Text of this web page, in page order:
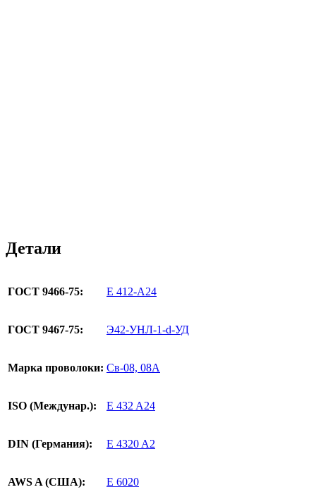
Детали
ГОСТ 9466-75: Е 412-А24
ГОСТ 9467-75: Э42-УНЛ-1-d-УД
Марка проволоки: Св-08, 08А
ISO (Междунар.): E 432 A24
DIN (Германия): E 4320 A2
AWS A (США): E 6020